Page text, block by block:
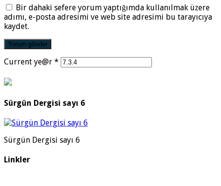
Bir dahaki sefere yorum yaptığımda kullanılmak üzere
adımı, e-posta adresimi ve web site adresimi bu tarayıcıya
kaydet.
Current ye@r *
Sürgün Dergisi sayı 6
Sürgün Dergisi sayı 6
Linkler